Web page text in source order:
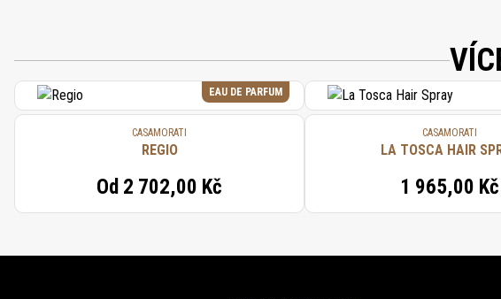
EAU DE PARFUM
CASAMORATI
REGIO
Od 2 702,00 Kč
CASAMORATI
LA TOSCA HAIR
1 965,00 Kč